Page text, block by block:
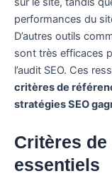
performances du
D’autres outils
sont très efficaces
l’audit SEO. Ces
critères de
stratégies SEO
Critères
essentiels